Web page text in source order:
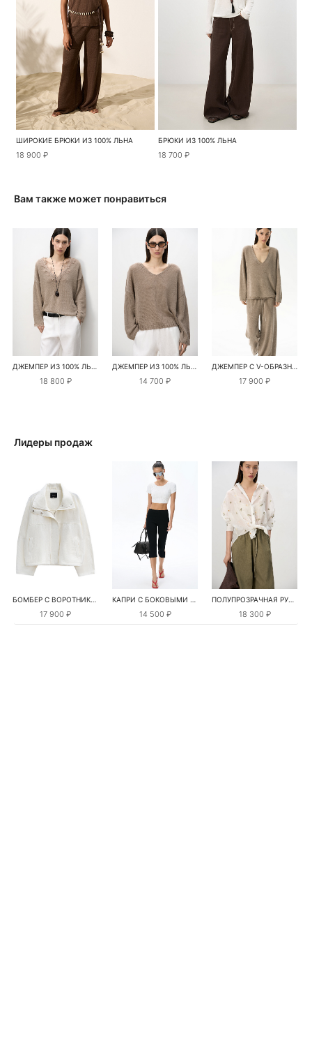
ШИРОКИЕ БРЮКИ ИЗ 100% ЛЬНА
18 900 ₽
БРЮКИ ИЗ 100% ЛЬНА
18 700 ₽
Вам также может понравиться
ДЖЕМПЕР ИЗ 100% ЛЬНА С КРУЖЕВОМ
18 800 ₽
ДЖЕМПЕР ИЗ 100% ЛЬНА С V-ОБРАЗНЫМ ВЫРЕЗОМ
14 700 ₽
ДЖЕМПЕР С V-ОБРАЗНЫМ ВЫРЕЗОМ ИЗ 100% ЛЬНА
17 900 ₽
Лидеры продаж
БОМБЕР С ВОРОТНИКОМ-СТОЙКОЙ
17 900 ₽
КАПРИ С БОКОВЫМИ РАЗРЕЗАМИ
14 500 ₽
ПОЛУПРОЗРАЧНАЯ РУБАШКА С РОМАШКАМИ
18 300 ₽